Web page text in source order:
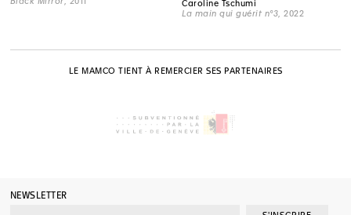
Caroline Tschumi
La main qui guérit n°3 , 2022
LE MAMCO TIENT À REMERCIER SES PARTENAIRES
NEWSLETTER